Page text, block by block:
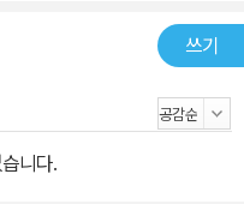
쓰기
니다.